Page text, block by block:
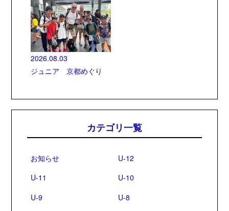
2026.08.03
ジュニア 京都めぐり
カテゴリ一覧
お知らせ
U-12
U-11
U-10
U-9
U-8